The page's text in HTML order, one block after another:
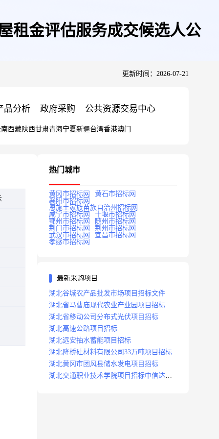
租金评估服务成交候选人公
更新时间：2026-07-21
品分析 政府采购 公共资源交易中心
西藏陕西甘肃青海宁夏新疆台湾香港澳门
热门城市
黄冈市招标网
黄石市招标网
襄阳市招标网
恩施土家族苗族自治州招标网
咸宁市招标网
十堰市招标网
鄂州市招标网
随州市招标网
荆门市招标网
荆州市招标网
武汉市招标网
宜昌市招标网
孝感市招标网
最新采购项目
湖北谷城农产品批发市场项目招标文件
湖北省马曹庙现代农业产业园项目招标
湖北省移动公司分布式光伏项目招标
湖北高速公路项目招标
湖北远安抽水蓄能项目招标
湖北隆桥硅材料有限公司33万吨项目招标
湖北黄冈市团风县储水发电项目招标
湖北交通职业技术学院项目招标中信达咨